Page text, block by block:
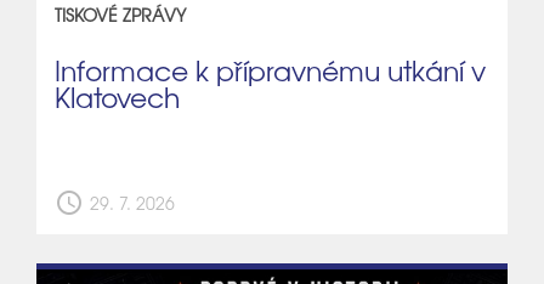
TISKOVÉ ZPRÁVY
Informace k přípravnému utkání v
Klatovech
schedule 29. 7. 2026